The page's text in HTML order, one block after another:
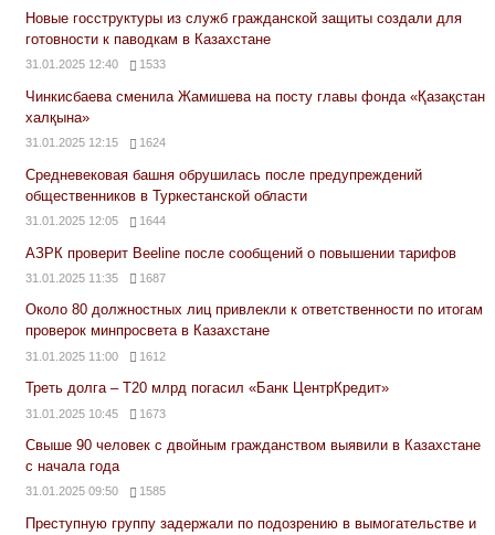
Новые госструктуры из служб гражданской защиты создали для
готовности к паводкам в Казахстане
31.01.2025 12:40 1533
Чинкисбаева сменила Жамишева на посту главы фонда «Қазақстан
халқына»
31.01.2025 12:15 1624
Средневековая башня обрушилась после предупреждений
общественников в Туркестанской области
31.01.2025 12:05 1644
АЗРК проверит Beeline после сообщений о повышении тарифов
31.01.2025 11:35 1687
Около 80 должностных лиц привлекли к ответственности по итогам
проверок минпросвета в Казахстане
31.01.2025 11:00 1612
Треть долга – Т20 млрд погасил «Банк ЦентрКредит»
31.01.2025 10:45 1673
Свыше 90 человек с двойным гражданством выявили в Казахстане
с начала года
31.01.2025 09:50 1585
Преступную группу задержали по подозрению в вымогательстве и